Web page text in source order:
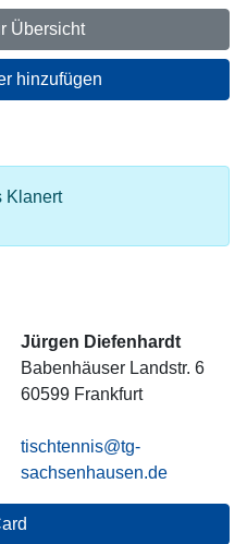
Übersicht
hinzufügen
Klanert
Jürgen Diefenhardt
Babenhäuser Landstr. 6
60599 Frankfurt
tischtennis@tg-
sachsenhausen.de